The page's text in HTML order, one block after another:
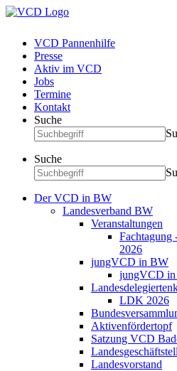
VCD Pannenhilfe
Presse
Aktiv im VCD
Jobs
Termine
Kontakt
Suche
Suche
Der VCD in BW
Landesverband BW
Veranstaltungen
Fachtagung
2026
jungVCD in BW
jungVCD in
LDK 2026
Aktivenfördertopf
Satzung VCD
Landesvorstand